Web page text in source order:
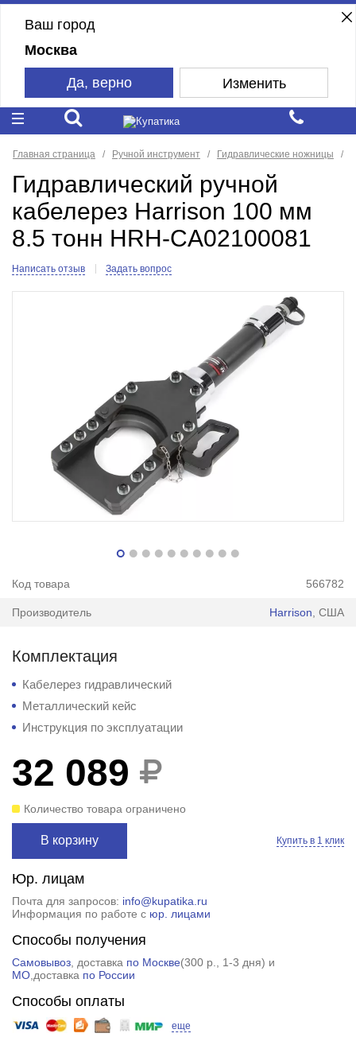
Ваш город
Москва
Да, верно Изменить
Главная страница Ручной инструмент Гидравлические ножницы
Гидравлический ручной
кабелерез Harrison 100 мм
8.5 тонн HRH-CA02100081
Написать отзыв Задать вопрос
Код товара 566782
Производитель Harrison , США
Комплектация
Кабелерез гидравлический
Металлический кейс
Инструкция по эксплуатации
32 089
Количество товара ограничено
В корзину Купить в 1 клик
Юр. лицам
Почта для запросов: info@kupatika.ru
Информация по работе с юр. лицами
Способы получения
Самовывоз, доставка по Москве(300 р.
, 1-3 дня) и
МО,доставка по России
Способы оплаты
еще